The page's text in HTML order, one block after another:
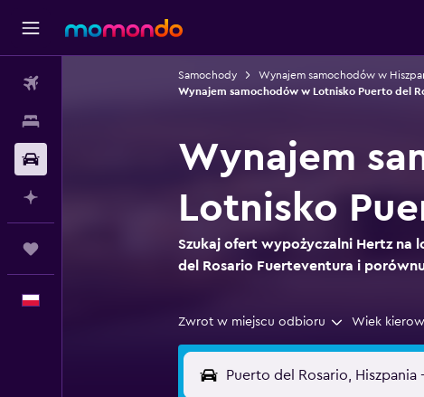
Samochody Wynajem samochodów w
Wynajem samochodów w Lotnisko Puerto del
Wynajem
Lotnisko
Szukaj ofert wypożyczalni Hertz na
del Rosario Fuerteventura i
Zwrot w miejscu odbioru Wiek